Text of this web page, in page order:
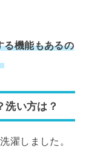
る機能もあるの
洗い方は？
濯しました。